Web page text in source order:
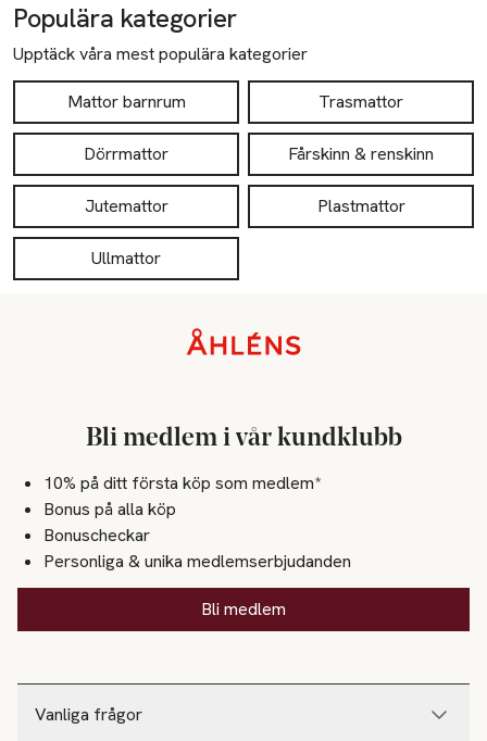
Populära kategorier
Upptäck våra mest populära kategorier
Mattor barnrum Trasmattor
Dörrmattor Fårskinn & renskinn
Jutemattor Plastmattor
Ullmattor
Vanliga frågor
Bli medlem i vår kundklubb
10% på ditt första köp som medlem*
Bonus på alla köp
Bonuscheckar
Personliga & unika medlemserbjudanden
Bli medlem